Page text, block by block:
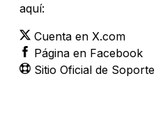
aquí:
Cuenta en X.com
Página en Facebook
Sitio Oficial de Soporte